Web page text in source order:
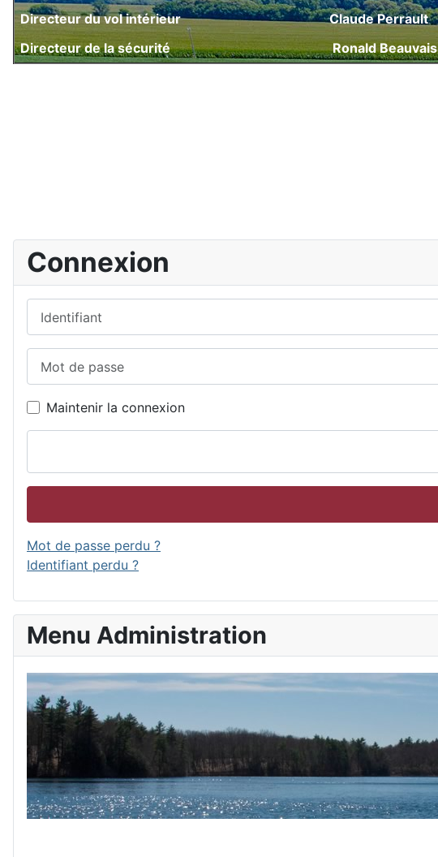
Directeur du vol intérieur
Claude Perrault
Directeur de la sécurité
Ronald Beauvais
Connexion
Maintenir la connexion
Mot de passe perdu ?
Identifiant perdu ?
Menu Administration